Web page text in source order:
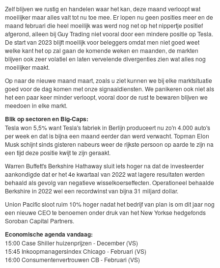
Zelf blijven we rustig en handelen waar het kan, deze maand verloopt wat
moeilijker maar alles valt tot nu toe mee. Er lopen nu geen posities meer en de
maand februari die heel moeilijk was werd nog net op het nippertje positief
afgerond, alleen bij Guy Trading niet vooral door een mindere positie op Tesla.
De start van 2023 blijft moeilijk voor beleggers omdat men niet goed weet
welke kant het op zal gaan de komende weken en maanden, de markten
blijven ook zeer volatiel en laten vervelende divergenties zien wat alles nog
moeilijker maakt.
Op naar de nieuwe maand maart, zoals u ziet kunnen we bij elke marktsituatie
goed voor de dag komen met onze signaaldiensten. We panikeren ook niet als
het een paar keer minder verloopt, vooral door de rust te bewaren blijven we
meedoen in elke markt.
Blik op sectoren en Big-Caps:
Tesla won 5,5% want Tesla's fabriek in Berlijn produceert nu zo'n 4.000 auto's
per week en dat is bijna een maand eerder dan werd verwacht. Topman Elon
Musk schijnt sinds gisteren nabeurs weer de rijkste persoon op aarde te zijn na
een tijd deze positie kwijt te zijn geraakt.
Warren Buffett's Berkshire Hathaway sluit iets hoger na dat de investeerder
aankondigde dat er het 4e kwartaal van 2022 wat lagere resultaten werden
behaald als gevolg van negatieve wisselkoerseffecten. Operationeel behaalde
Berkshire in 2022 wel een recordwinst van bijna 31 miljard dollar.
Union Pacific sloot ruim 10% hoger nadat het bedrijf van plan is om dit jaar nog
een nieuwe CEO te benoemen onder druk van het New Yorkse hedgefonds
Soroban Capital Partners.
Economische agenda vandaag:
15:00 Case Shiller huizenprijzen - December (VS)
15:45 Inkoopmanagersindex Chicago - Februari (VS)
16:00 Consumentenvertrouwen CB - Februari (VS)